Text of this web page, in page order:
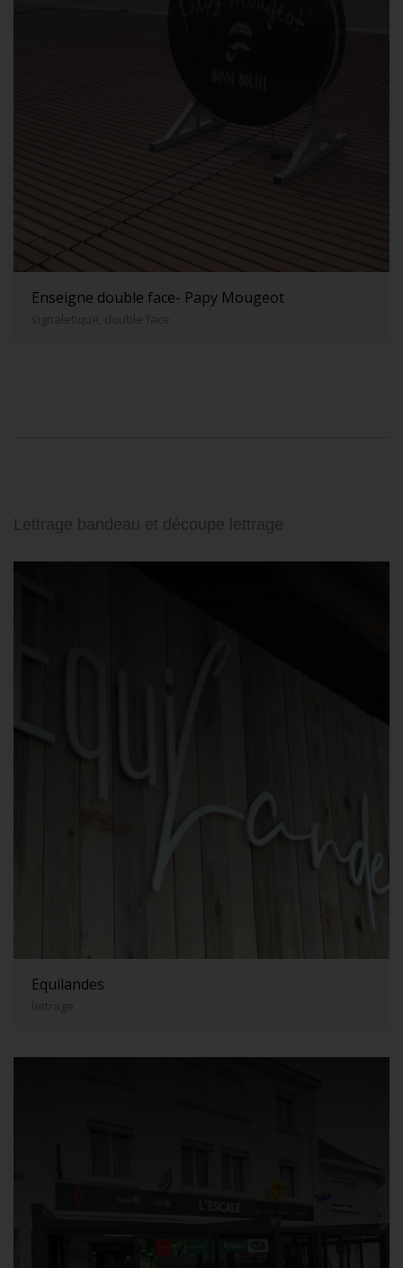
Enseigne double face- Papy Mougeot
signaletique, double face
Lettrage bandeau et découpe lettrage
Equilandes
lettrage